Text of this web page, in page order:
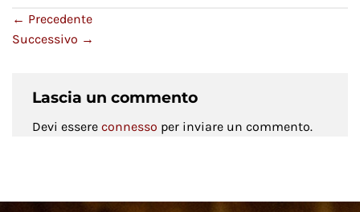
← Precedente
Successivo →
Lascia un commento
Devi essere connesso per inviare un commento.